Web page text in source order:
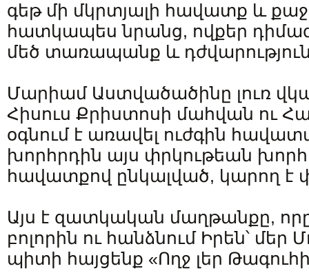
գեթ մի մկրտյալի հավատք և
հատկապես նրանց, ովքեր
մեծ տառապանք և
Մարիամ Աստվածածինը լուռ
Հիսուս Քրիստոսի մահվան ու
օգնում է առավել ուժգին
խորհրդին այս փրկութեան
հավատքով ընկալված, կարող է
Այս է զատկական մաղթանքը,
բոլորին ու հանձնում Իրեն՝ մեր
պիտի հայցենք «Ողջ լեր